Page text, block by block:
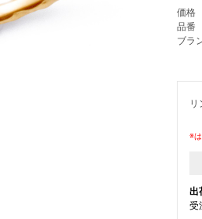
価格
品番
ブラ
※
出
受